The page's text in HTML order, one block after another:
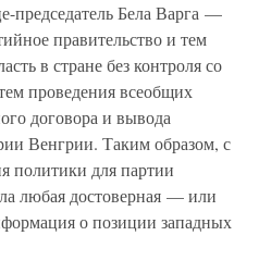
председатель Бела Варга —
правительство и тем
в стране без контроля со
проведения всеобщих
договора и вывода
Венгрии. Таким образом, с
политики для партии
любая достоверная — или
о позиции западных